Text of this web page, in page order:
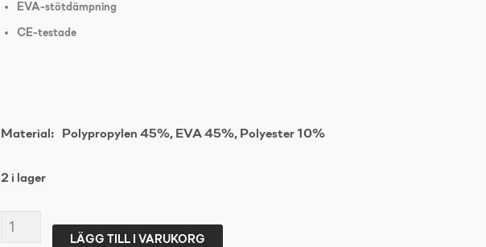
EVA-stötdämpning
CE-testade
Material: Polypropylen 45%, EVA 45%, Polyester 10%
2 i lager
UMBRO
LÄGG TILL I VARUKORG